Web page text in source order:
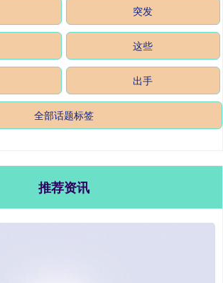
突发
这些
出手
全部话题标签
推荐资讯